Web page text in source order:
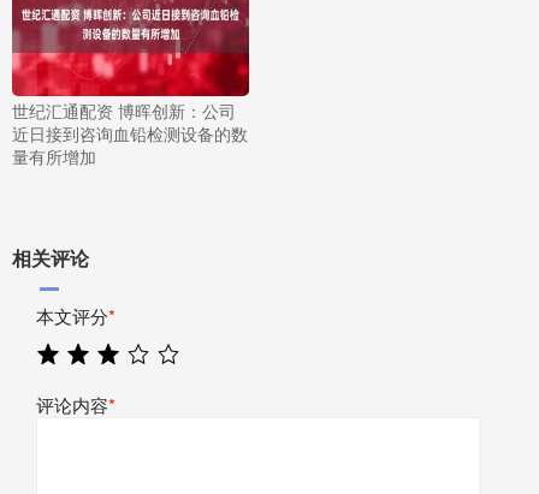
世纪汇通配资 博晖创新：公司
近日接到咨询血铅检测设备的数
量有所增加
相关评论
本文评分*
评论内容*